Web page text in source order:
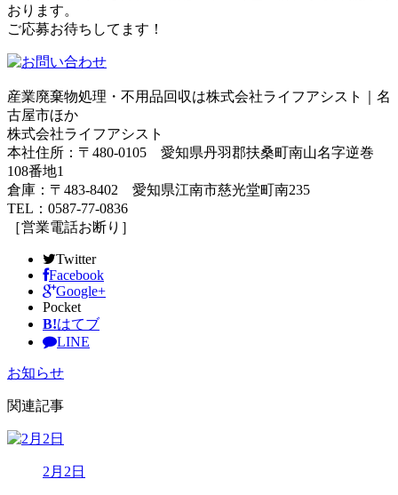
おります。
ご応募お待ちしてます！
産業廃棄物処理・不用品回収は株式会社ライフアシスト｜名
古屋市ほか
株式会社ライフアシスト
本社住所：〒480-0105 愛知県丹羽郡扶桑町南山名字逆巻
108番地1
倉庫：〒483-8402 愛知県江南市慈光堂町南235
TEL：0587-77-0836
［営業電話お断り］
Twitter
Facebook
Google+
Pocket
B!はてブ
LINE
お知らせ
関連記事
2月2日